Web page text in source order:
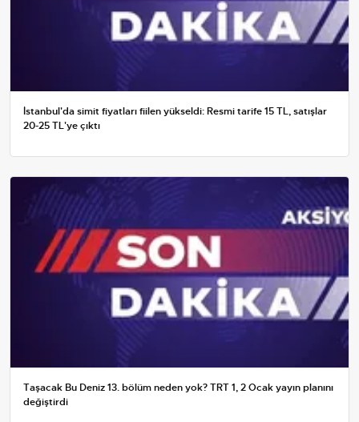
İstanbul'da simit fiyatları fiilen yükseldi: Resmi tarife 15 TL, satışlar
20-25 TL'ye çıktı
Taşacak Bu Deniz 13. bölüm neden yok? TRT 1, 2 Ocak yayın planını
değiştirdi